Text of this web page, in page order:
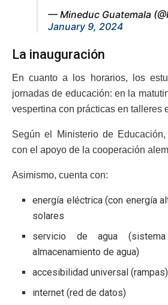
— Mineduc Guatemala
January 9, 2024
La inauguración
En cuanto a los horarios, los
jornadas de educación: en la
vespertina con prácticas en talleres
Según el Ministerio de
con el apoyo de la cooperación
Asimismo, cuenta con:
energía eléctrica (con energía
solares
servicio de agua
almacenamiento de agua)
accesibilidad universal (rampas)
internet (red de datos)